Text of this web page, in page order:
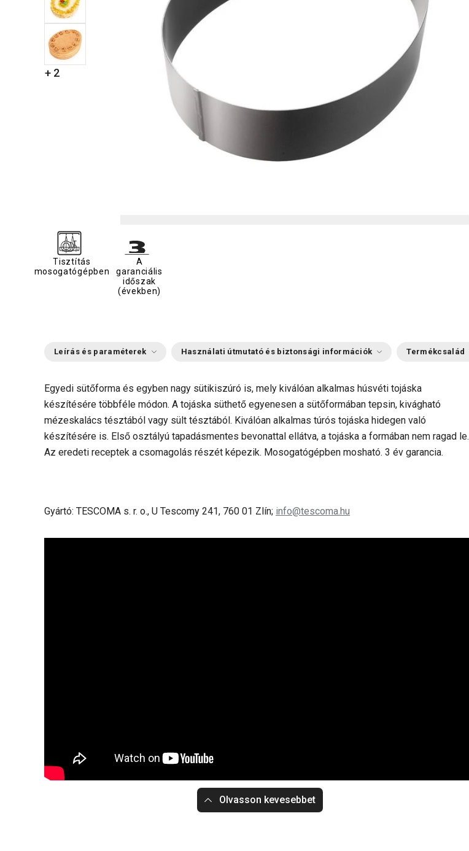
+ 2
Tisztítás
mosogatógépben
A
garanciális
időszak
(években)
Leírás és paraméterek Használati útmutató és biztonsági információk Termékcsalád
Egyedi sütőforma és egyben nagy sütikiszúró is, mely kiválóan alkalmas húsvéti tojáska
készítésére többféle módon. A tojáska süthető egyenesen a sütőformában tepsin, kivágható
mézeskalács tésztából vagy sült tésztából. Kiválóan alkalmas túrós tojáska hidegen való
készítésére is. Első osztályú tapadásmentes bevonattal ellátva, a tojáska a formában nem ragad le.
Az eredeti receptek a csomagolás részét képezik. Mosogatógépben mosható. 3 év garancia.
Gyártó: TESCOMA s. r. o., U Tescomy 241, 760 01 Zlín; info@tescoma.hu
Olvasson kevesebbet